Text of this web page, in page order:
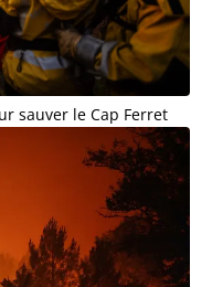
sauver le Cap Ferret